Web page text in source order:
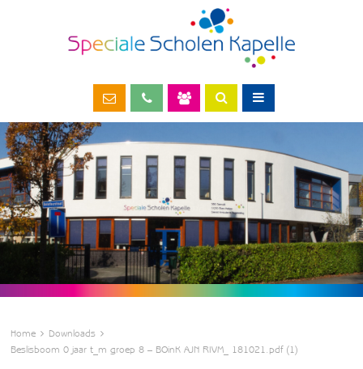
Home
Downloads
Beslisboom 0 jaar t_m groep 8 – BOinK AJN RIVM_ 181021.pdf (1)